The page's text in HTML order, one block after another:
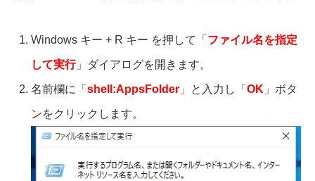
Windows キー + R キー を押して「 ファイル名を指定
して実行」ダイアログを開きます。
名前欄に「 shell:AppsFolder 」と入力し「 OK 」ボタ
ンをクリックします。